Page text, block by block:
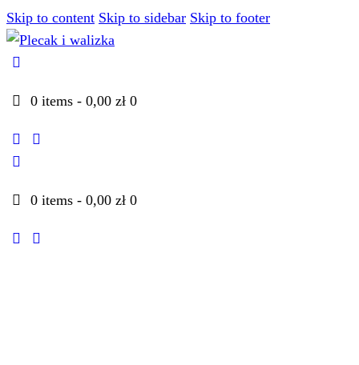
Skip to content Skip to sidebar Skip to footer
0 items - 0,00 zł 0
youtubeinstagramm
0 items - 0,00 zł 0
youtubeinstagramm